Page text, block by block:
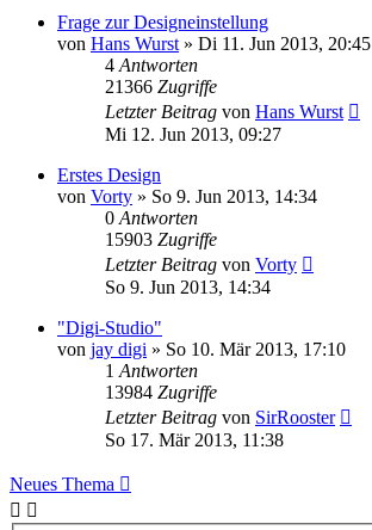
Frage zur Designeinstellung
von Hans Wurst » Di 11. Jun 2013, 20:45
4 Antworten
21366 Zugriffe
Letzter Beitrag von Hans Wurst
Mi 12. Jun 2013, 09:27
Erstes Design
von Vorty » So 9. Jun 2013, 14:34
0 Antworten
15903 Zugriffe
Letzter Beitrag von Vorty
So 9. Jun 2013, 14:34
"Digi-Studio"
von jay digi » So 10. Mär 2013, 17:10
1 Antworten
13984 Zugriffe
Letzter Beitrag von SirRooster
So 17. Mär 2013, 11:38
Neues Thema